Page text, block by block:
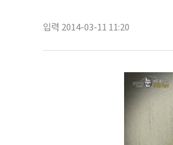
입력 2014-03-11 11:20